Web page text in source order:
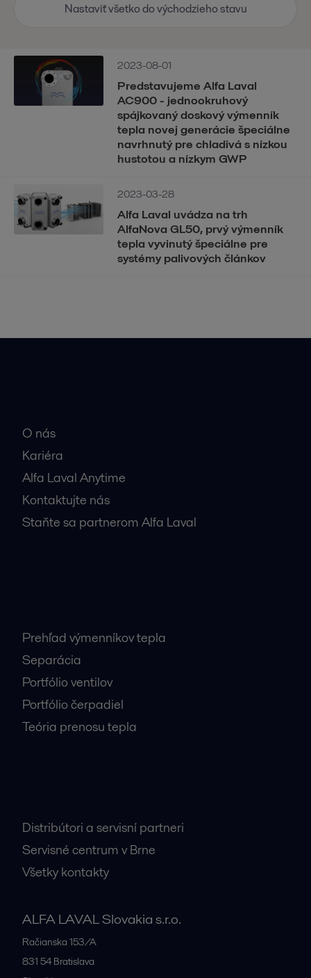
2023-08-01
Predstavujeme Alfa Laval
AC900 - jednookruhový
spájkovaný doskový výmenník
tepla novej generácie špeciálne
navrhnutý pre chladivá s nízkou
hustotou a nízkym GWP
2023-03-28
Alfa Laval uvádza na trh
AlfaNova GL50, prvý výmenník
tepla vyvinutý špeciálne pre
systémy palivových článkov
Nastaviť všetko do východzieho stavu
O nás
Kariéra
Alfa Laval Anytime
Kontaktujte nás
Staňte sa partnerom Alfa Laval
Prehľad výmenníkov tepla
Separácia
Portfólio ventilov
Portfólio čerpadiel
Teória prenosu tepla
Distribútori a servisní partneri
Servisné centrum v Brne
Všetky kontakty
ALFA LAVAL Slovakia s.r.o.
Račianska 153/A
831 54 Bratislava